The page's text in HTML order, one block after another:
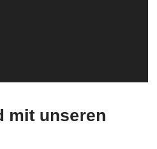
mit unseren